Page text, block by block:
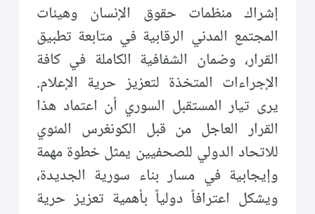
إشراك منظمات حقوق الإنسان وهيئات
المجتمع المدني الرقابية في متابعة تطبيق
القرار، وضمان الشفافية الكاملة في كافة
الإجراءات المتخذة لتعزيز حرية الإعلام.
يرى تيار المستقبل السوري أن اعتماد هذا
القرار العاجل من قبل الكونغرس المئوي
للاتحاد الدولي للصحفيين يمثل خطوة مهمة
وإيجابية في مسار بناء سورية الجديدة،
ويشكل اعترافاً دولياً بأهمية تعزيز حرية